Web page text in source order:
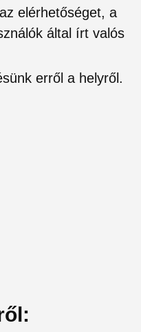
elérhetőséget, a
által írt valós
erről a helyről.